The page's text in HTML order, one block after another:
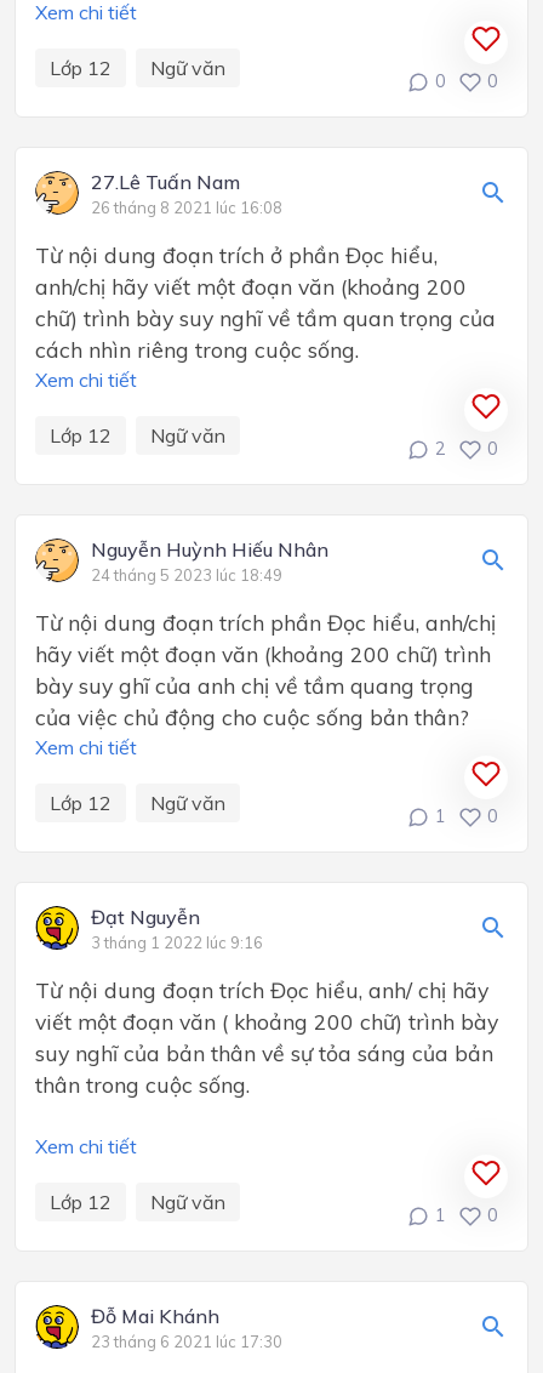
Xem chi tiết
Lớp 12 Ngữ văn
0 0
27.Lê Tuấn Nam
26 tháng 8 2021 lúc 16:08
Từ nội dung đoạn trích ở phần Đọc hiểu,
anh/chị hãy viết một đoạn văn (khoảng 200
chữ) trình bày suy nghĩ về tầm quan trọng của
cách nhìn riêng trong cuộc sống.
Xem chi tiết
Lớp 12 Ngữ văn
2 0
Nguyễn Huỳnh Hiếu Nhân
24 tháng 5 2023 lúc 18:49
Từ nội dung đoạn trích phần Đọc hiểu, anh/chị
hãy viết một đoạn văn (khoảng 200 chữ) trình
bày suy ghĩ của anh chị về tầm quang trọng
của việc chủ động cho cuộc sống bản thân?
Xem chi tiết
Lớp 12 Ngữ văn
1 0
Đạt Nguyễn
3 tháng 1 2022 lúc 9:16
Từ nội dung đoạn trích Đọc hiểu, anh/ chị hãy
viết một đoạn văn ( khoảng 200 chữ) trình bày
suy nghĩ của bản thân về sự tỏa sáng của bản
thân trong cuộc sống.
Xem chi tiết
Lớp 12 Ngữ văn
1 0
Đỗ Mai Khánh
23 tháng 6 2021 lúc 17:30